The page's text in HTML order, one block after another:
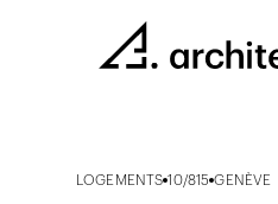
LOGEMENTS 10/815 GENÈVE